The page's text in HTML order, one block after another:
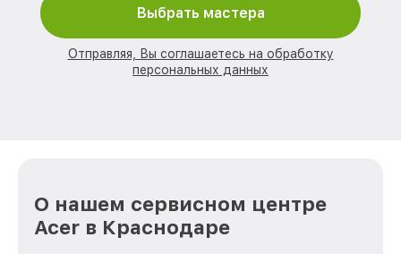
Выбрать мастера
Отправляя, Вы соглашаетесь на обработку
персональных данных
О нашем сервисном центре
Acer в Краснодаре